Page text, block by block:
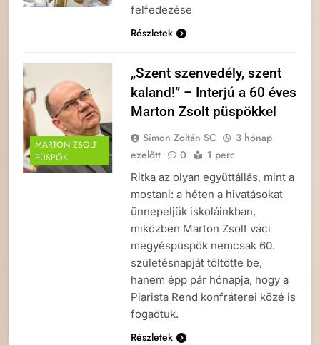
felfedezése
Részletek
MARTON ZSOLT
PÜSPÖK
„Szent szenvedély, szent
kaland!” – Interjú a 60 éves
Marton Zsolt püspökkel
Simon Zoltán SC
3 hónap
ezelőtt
0 1 perc
Ritka az olyan együttállás, mint a
mostani: a héten a hivatásokat
ünnepeljük iskoláinkban,
miközben Marton Zsolt váci
megyéspüspök nemcsak 60.
születésnapját töltötte be,
hanem épp pár hónapja, hogy a
Piarista Rend konfráterei közé is
fogadtuk.
Részletek